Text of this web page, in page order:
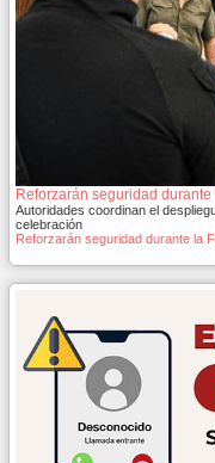
Reforzarán seguridad
Autoridades coordinan el
celebración
Reforzarán seguridad durante la